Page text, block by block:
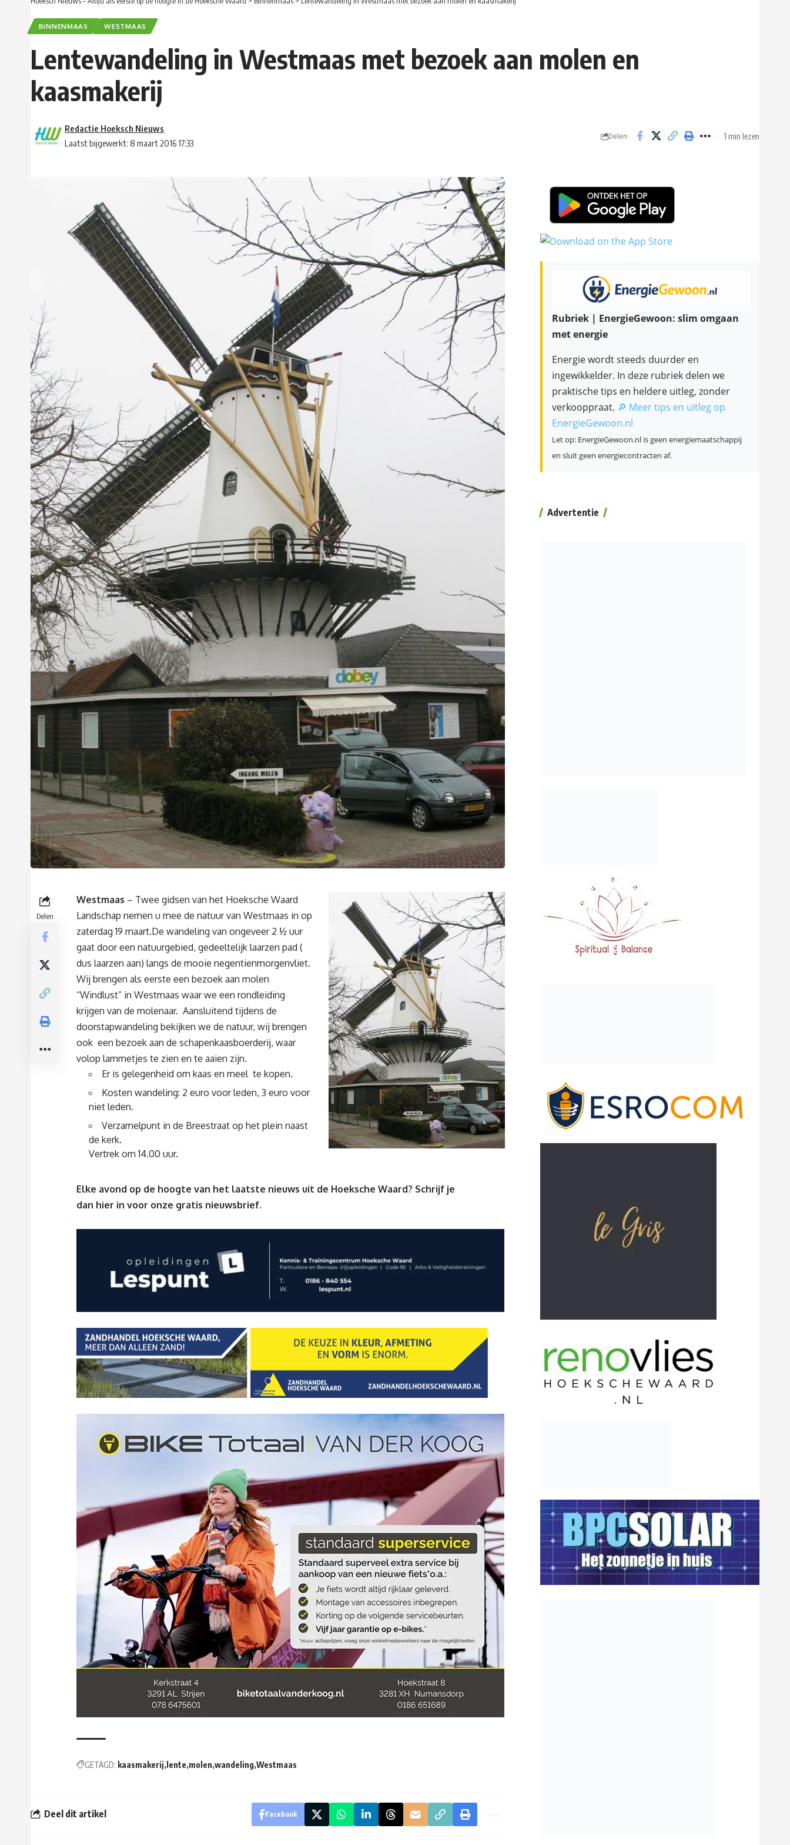
BINNENMAAS WESTMAAS
Lentewandeling in Westmaas met bezoek aan molen en
kaasmakerij
Laatst bijgewerkt: 8 maart 2016 17:33
Redactie Hoeksch Nieuws
Delen 1 min lezen
Delen
Westmaas – Twee gidsen van het Hoeksche Waard
Landschap nemen u mee de natuur van Westmaas in op
zaterdag 19 maart.De wandeling van ongeveer 2 ½ uur
gaat door een natuurgebied, gedeeltelijk laarzen pad (
dus laarzen aan) langs de mooie negentienmorgenvliet.
Wij brengen als eerste een bezoek aan molen
“Windlust” in Westmaas waar we een rondleiding
krijgen van de molenaar. Aansluitend tijdens de
doorstapwandeling bekijken we de natuur, wij brengen
ook een bezoek aan de schapenkaasboerderij, waar
volop lammetjes te zien en te aaien zijn.
Er is gelegenheid om kaas en meel te kopen.
Kosten wandeling: 2 euro voor leden, 3 euro voor
niet leden.
Verzamelpunt in de Breestraat op het plein naast
de kerk.
Vertrek om 14.00 uur.
Elke avond op de hoogte van het laatste nieuws uit de Hoeksche Waard? Schrijf je
dan hier in voor onze gratis nieuwsbrief.
GETAGD: kaasmakerij lente molen wandeling Westmaas
Deel dit artikel Facebook
Rubriek | EnergieGewoon: slim omgaan
met energie
Energie wordt steeds duurder en
ingewikkelder. In deze rubriek delen we
praktische tips en heldere uitleg, zonder
verkooppraat. 🔎 Meer tips en uitleg op
EnergieGewoon.nl
Let op: EnergieGewoon.nl is geen energiemaatschappij
en sluit geen energiecontracten af.
Advertentie